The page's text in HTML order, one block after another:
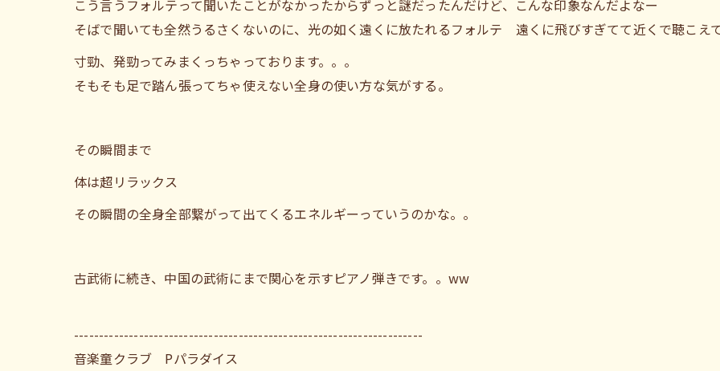
こう言うフォルテって聞いたことがなかったからずっと謎だったんだけど、こんな印象なんだよなー
そばで聞いても全然うるさくないのに、光の如く遠くに放たれるフォルテ 遠くに飛びすぎてて近くで聴こえ
寸勁、発勁ってみまくっちゃっております。。。
そもそも足で踏ん張ってちゃ使えない全身の使い方な気がする。
その瞬間まで
体は超リラックス
その瞬間の全身全部繋がって出てくるエネルギーっていうのかな。。
古武術に続き、中国の武術にまで関心を示すピアノ弾きです。。ww
----------------------------------------------------------------------
音楽童クラブ Pパラダイス